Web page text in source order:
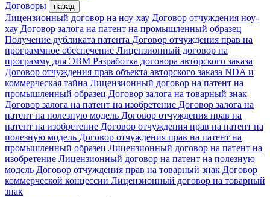
Договоры
назад
Лицензионный договор на ноу-хау Договор отчуждения ноу-
хау Договор залога на патент на промышленный образец
Получение дубликата патента Договор отчуждения прав на
программное обеспечение Лицензионный договор на
программу для ЭВМ Разработка договора авторского заказа
Договор отчуждения прав объекта авторского заказа NDA и
коммерческая тайна Лицензионный договор на патент на
промышленный образец Договор залога на товарный знак
Договор залога на патент на изобретение Договор залога на
патент на полезную модель Договор отчуждения прав на
патент на изобретение Договор отчуждения прав на патент на
полезную модель Договор отчуждения прав на патент на
промышленный образец Лицензионный договор на патент на
изобретение Лицензионный договор на патент на полезную
модель Договор отчуждения прав на товарный знак Договор
коммерческой концессии Лицензионный договор на товарный
знак